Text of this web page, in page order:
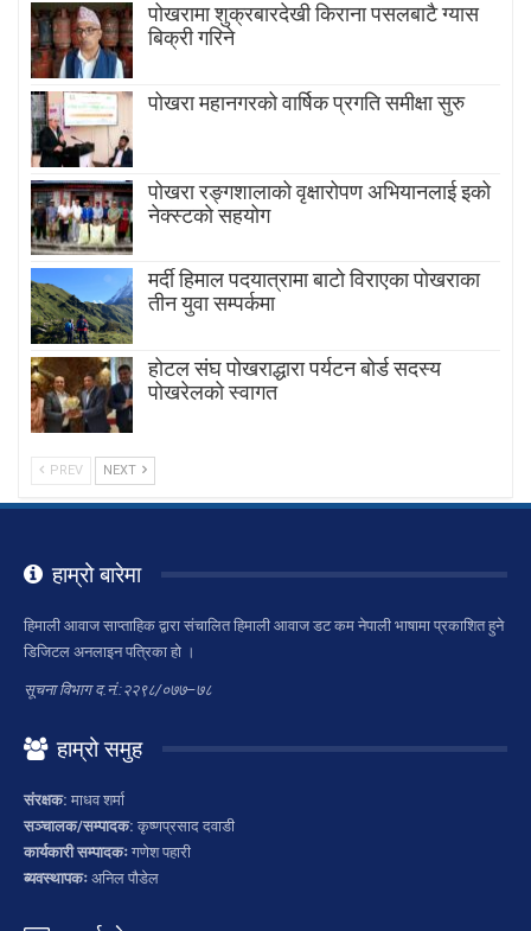
पोखरामा शुक्रबारदेखी किराना पसलबाटै ग्यास
बिक्री गरिने
पोखरा महानगरको वार्षिक प्रगति समीक्षा सुरु
पोखरा रङ्गशालाको वृक्षारोपण अभियानलाई इको
नेक्स्टको सहयोग
मर्दी हिमाल पदयात्रामा बाटाे विराएका पाेखराका
तीन युवा सम्पर्कमा
होटल संघ पोखराद्धारा पर्यटन बोर्ड सदस्य
पोखरेलको स्वागत
PREV NEXT
हाम्रो बारेमा
हिमाली आवाज साप्ताहिक द्वारा संचालित हिमाली आवाज डट कम नेपाली भाषामा प्रकाशित हुने
डिजिटल अनलाइन पत्रिका हो ।
सूचना विभाग द.नं.:२२९८/०७७–७८
हाम्रो समुह
संरक्षक: माधव शर्मा
सञ्चालक/सम्पादक: कृष्णप्रसाद दवाडी
कार्यकारी सम्पादकः गणेश पहारी
ब्यवस्थापकः अनिल पौडेल